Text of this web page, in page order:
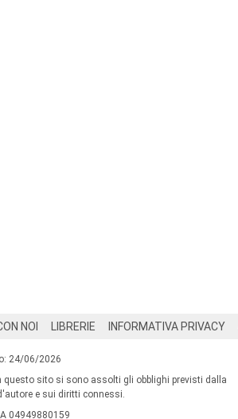
NOI LIBRERIE INFORMATIVA PRIVACY
24/06/2026
questo sito si sono assolti gli obblighi previsti dalla
e sui diritti connessi.
04949880159